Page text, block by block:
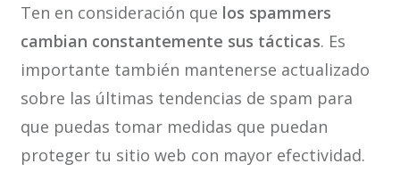
Ten en consideración que los spammers
cambian constantemente sus tácticas. Es
importante también mantenerse actualizado
sobre las últimas tendencias de spam para
que puedas tomar medidas que puedan
proteger tu sitio web con mayor efectividad.